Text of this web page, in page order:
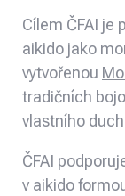
Cílem ČFAI je
aikido jako
vytvořenou
tradičních
vlastního
ČFAI
v aikido